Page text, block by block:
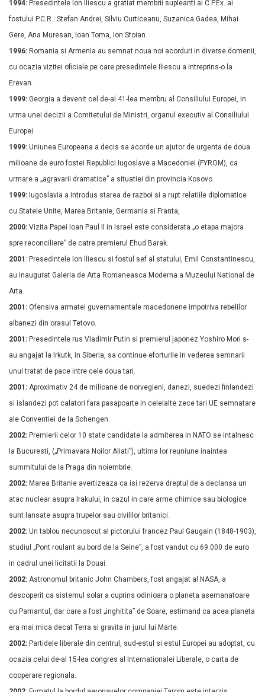
1994: Presedintele Ion Iliescu a gratiat membrii supleanti ai C.P.Ex. ai
fostului P.C.R.: Stefan Andrei, Silviu Curticeanu, Suzanica Gadea, Mihai
Gere, Ana Muresan, Ioan Toma, Ion Stoian.
1996: Romania si Armenia au semnat noua noi acorduri in diverse domenii,
cu ocazia vizitei oficiale pe care presedintele Iliescu a intreprins-o la
Erevan.
1999: Georgia a devenit cel de-al 41-lea membru al Consiliului Europei, in
urma unei decizii a Comitetului de Ministri, organul executiv al Consiliului
Europei.
1999: Uniunea Europeana a decis sa acorde un ajutor de urgenta de doua
milioane de euro fostei Republici Iugoslave a Macedoniei (FYROM), ca
urmare a „agravarii dramatice” a situatiei din provincia Kosovo.
1999: Iugoslavia a introdus starea de razboi si a rupt relatiile diplomatice
cu Statele Unite, Marea Britanie, Germania si Franta,
2000: Vizita Papei Ioan Paul II in Israel este considerata „o etapa majora
spre reconciliere” de catre premierul Ehud Barak.
2001 : Presedintele Ion Iliescu si fostul sef al statului, Emil Constantinescu,
au inaugurat Galeria de Arta Romaneasca Moderna a Muzeului National de
Arta.
2001: Ofensiva armatei guvernamentale macedonene impotriva rebelilor
albanezi din orasul Tetovo.
2001: Presedintele rus Vladimir Putin si premierul japonez Yoshiro Mori s-
au angajat la Irkutk, in Siberia, sa continue eforturile in vederea semnarii
unui tratat de pace intre cele doua tari.
2001: Aproximativ 24 de milioane de norvegieni, danezi, suedezi finlandezi
si islandezi pot calatori fara pasapoarte in celelalte zece tari UE semnatare
ale Conventiei de la Schengen.
2002: Premierii celor 10 state candidate la admiterea in NATO se intalnesc
la Bucuresti, („Primavara Noilor Aliati”), ultima lor reuniune inaintea
summitului de la Praga din noiembrie.
2002: Marea Britanie avertizeaza ca isi rezerva dreptul de a declansa un
atac nuclear asupra Irakului, in cazul in care arme chimice sau biologice
sunt lansate asupra trupelor sau civililor britanici.
2002: Un tablou necunoscut al pictorului francez Paul Gaugain (1848-1903),
studiul „Pont roulant au bord de la Seine”, a fost vandut cu 69.000 de euro
in cadrul unei licitatii la Douai.
2002: Astronomul britanic John Chambers, fost angajat al NASA, a
descoperit ca sistemul solar a cuprins odinioara o planeta asemanatoare
cu Pamantul, dar care a fost „inghitita” de Soare, estimand ca acea planeta
era mai mica decat Terra si gravita in jurul lui Marte.
2002: Partidele liberale din centrul, sud-estul si estul Europei au adoptat, cu
ocazia celui de-al 15-lea congres al Internationalei Liberale, o carta de
cooperare regionala.